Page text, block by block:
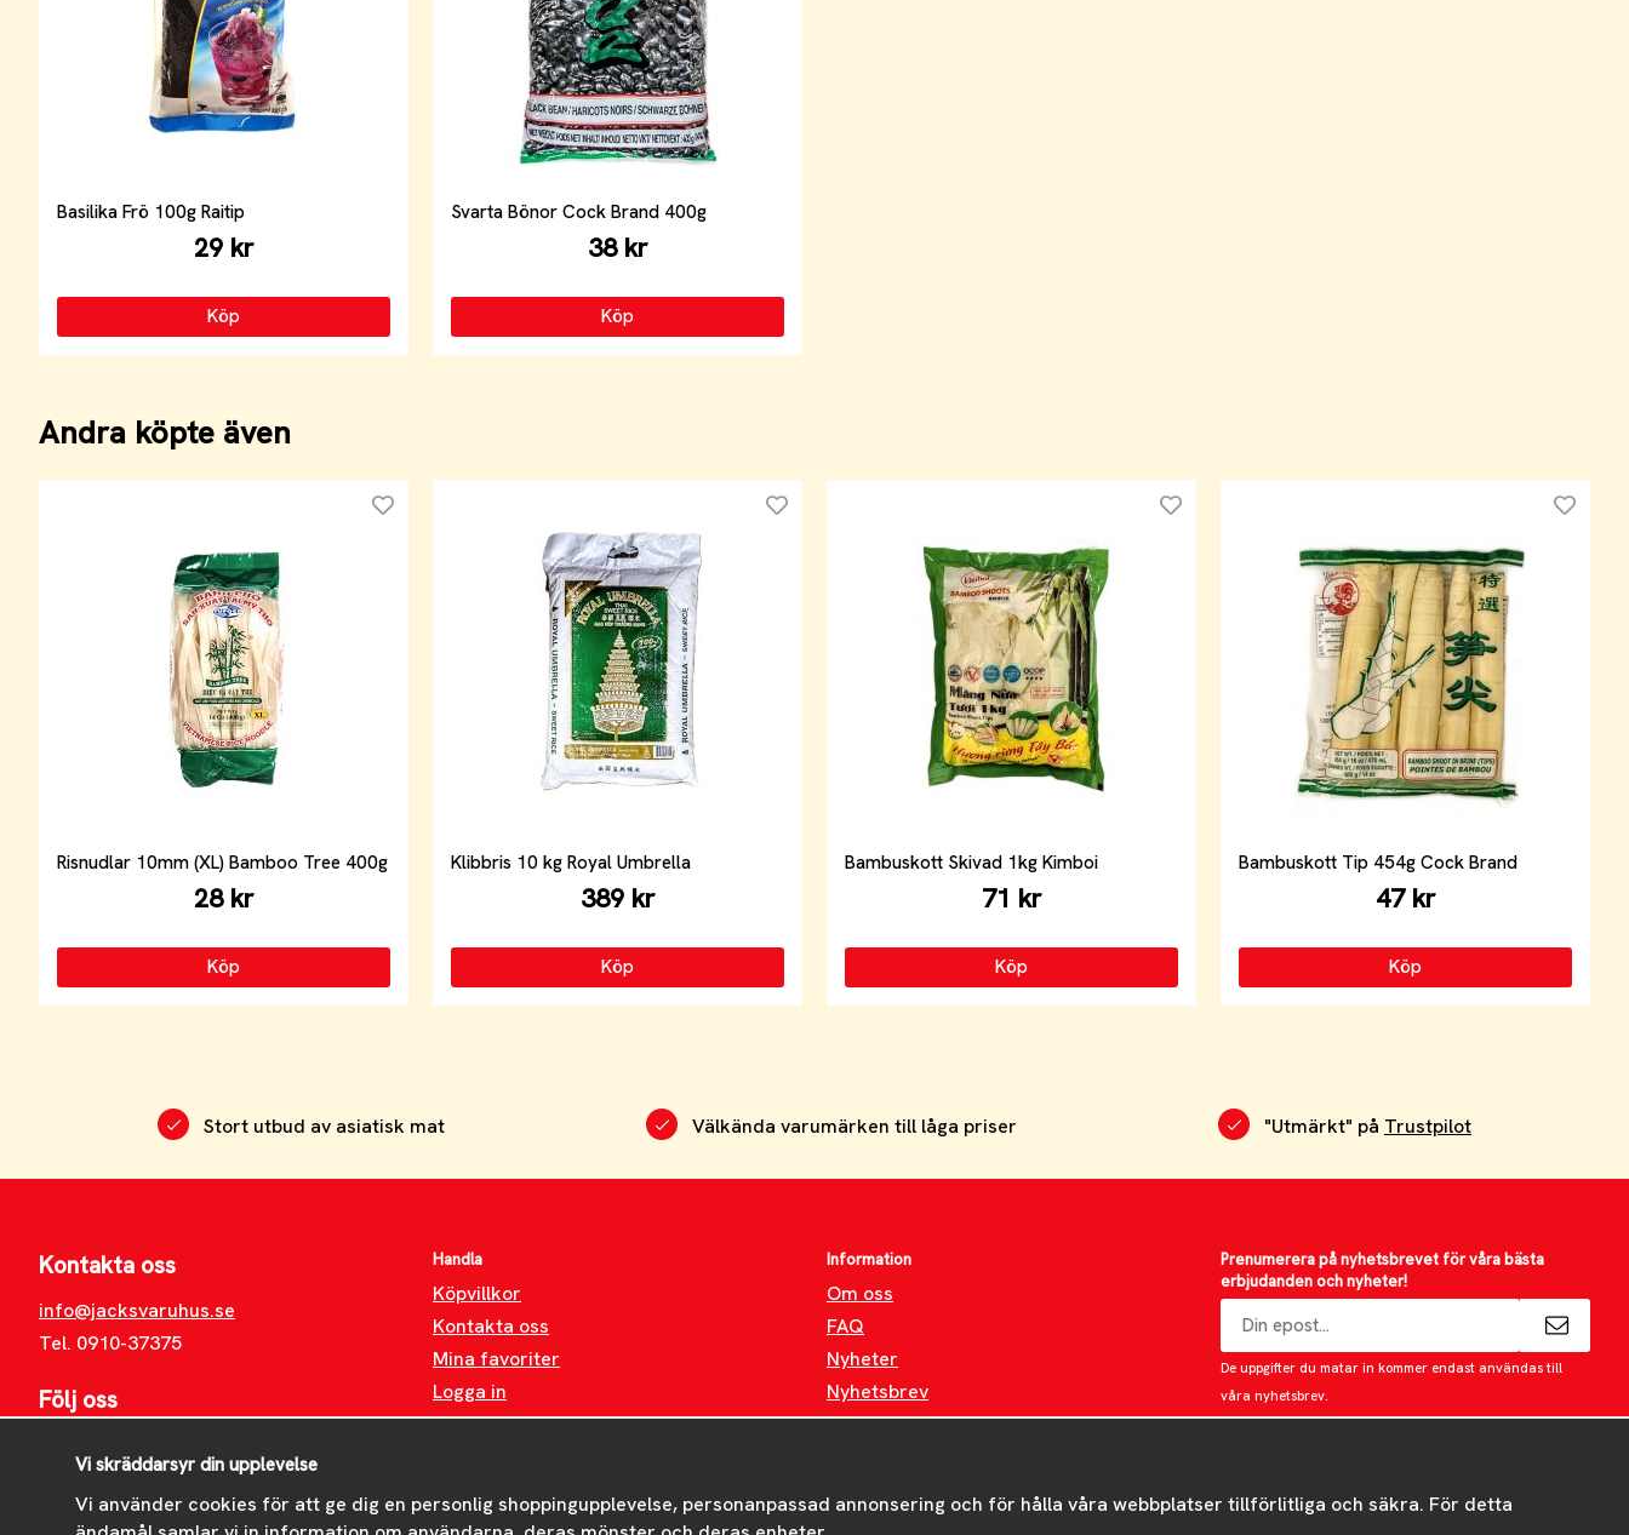
Basilika Frö 100g Raitip
29 kr
Köp
Svarta Bönor Cock Brand 400g
38 kr
Köp
Andra köpte även
Risnudlar 10mm (XL) Bamboo Tree 400g
28 kr
Köp
Klibbris 10 kg Royal Umbrella
389 kr
Köp
Bambuskott Skivad 1kg Kimboi
71 kr
Köp
Bambuskott Tip 454g Cock Brand
47 kr
Köp
Stort utbud av asiatisk mat Välkända varumärken till låga priser "Utmärkt" på Trustpilot
Kontakta oss
info@jacksvaruhus.se
Tel. 0910-37375
Följ oss
Instagram
Handla
Köpvillkor
Kontakta oss
Mina favoriter
Logga in
Information
Om oss
FAQ
Nyheter
Nyhetsbrev
Om cookies
Prenumerera på nyhetsbrevet för våra bästa
erbjudanden och nyheter!
postadress
De uppgifter du matar in kommer endast användas till
våra nyhetsbrev.
Vi skräddarsyr din upplevelse
Vi använder cookies för att ge dig en personlig shoppingupplevelse, personanpassad annonsering och för hålla våra webbplatser tillförlitliga och säkra. För detta